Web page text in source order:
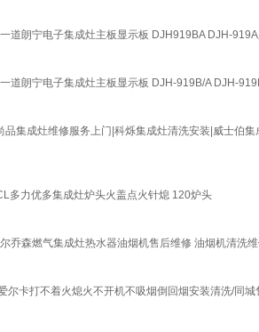
道朗宁电子集成灶主板显示板 DJH919BA DJH-
道朗宁电子集成灶主板显示板 DJH-919B/A DJH-
品集成灶维修服务上门|科烁集成灶清洗安装|威士伯
多力优多集成灶炉头火盖点火针熄 120炉头
乔森燃气集成灶热水器油烟机售后维修 油烟机清洗
尔卡打不着火熄火不开机不吸烟倒回烟安装清洗/同